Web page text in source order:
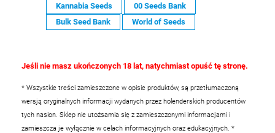
Kannabia Seeds
00 Seeds Bank
Bulk Seed Bank
World of Seeds
Jeśli nie masz ukończonych 18 lat, natychmiast opuść tę stronę.
* Wszystkie treści zamieszczone w opisie produktów, są przetłumaczoną
wersją oryginalnych informacji wydanych przez holenderskich producentów
tych nasion. Sklep nie utożsamia się z zamieszczonymi informacjami i
zamieszcza je wyłącznie w celach informacyjnych oraz edukacyjnych. *